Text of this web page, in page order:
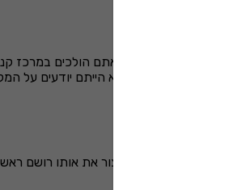
מכירים את זה שאתם הולכים במרכז
מאוד להיות שלא הייתם יודעים על
, כי זוהי הדרך שלכם ליצור את אותו רושם